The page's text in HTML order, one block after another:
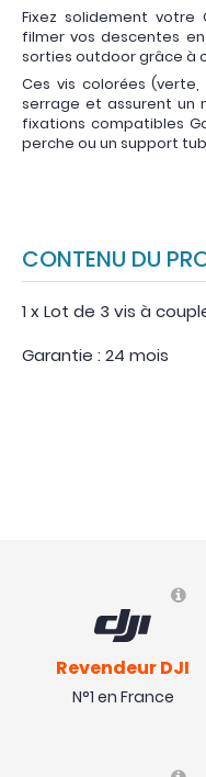
Fixez solidement
filmer vos descentes
sorties outdoor grâce à
Ces vis colorées
serrage et assurent un
fixations compatibles
perche ou un support
CONTENU DU
1 x Lot de 3 vis à
Garantie : 24 mois
Revendeur DJI
N°1 en France